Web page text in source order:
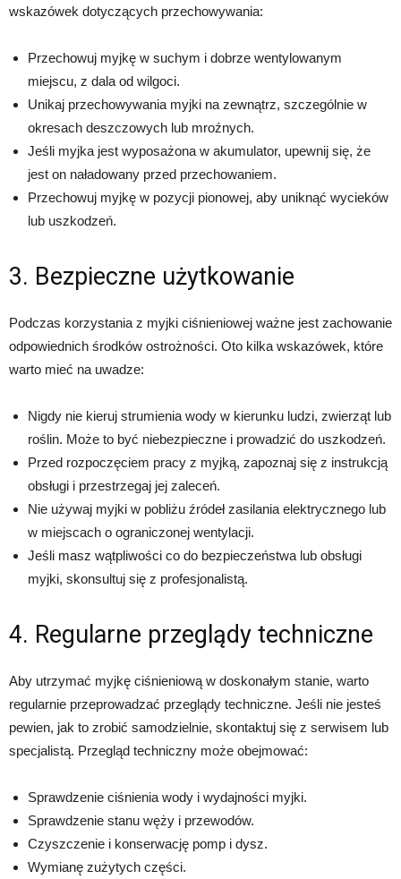
wskazówek dotyczących przechowywania:
Przechowuj myjkę w suchym i dobrze wentylowanym
miejscu, z dala od wilgoci.
Unikaj przechowywania myjki na zewnątrz, szczególnie w
okresach deszczowych lub mroźnych.
Jeśli myjka jest wyposażona w akumulator, upewnij się, że
jest on naładowany przed przechowaniem.
Przechowuj myjkę w pozycji pionowej, aby uniknąć wycieków
lub uszkodzeń.
3. Bezpieczne użytkowanie
Podczas korzystania z myjki ciśnieniowej ważne jest zachowanie
odpowiednich środków ostrożności. Oto kilka wskazówek, które
warto mieć na uwadze:
Nigdy nie kieruj strumienia wody w kierunku ludzi, zwierząt lub
roślin. Może to być niebezpieczne i prowadzić do uszkodzeń.
Przed rozpoczęciem pracy z myjką, zapoznaj się z instrukcją
obsługi i przestrzegaj jej zaleceń.
Nie używaj myjki w pobliżu źródeł zasilania elektrycznego lub
w miejscach o ograniczonej wentylacji.
Jeśli masz wątpliwości co do bezpieczeństwa lub obsługi
myjki, skonsultuj się z profesjonalistą.
4. Regularne przeglądy techniczne
Aby utrzymać myjkę ciśnieniową w doskonałym stanie, warto
regularnie przeprowadzać przeglądy techniczne. Jeśli nie jesteś
pewien, jak to zrobić samodzielnie, skontaktuj się z serwisem lub
specjalistą. Przegląd techniczny może obejmować:
Sprawdzenie ciśnienia wody i wydajności myjki.
Sprawdzenie stanu węży i przewodów.
Czyszczenie i konserwację pomp i dysz.
Wymianę zużytych części.